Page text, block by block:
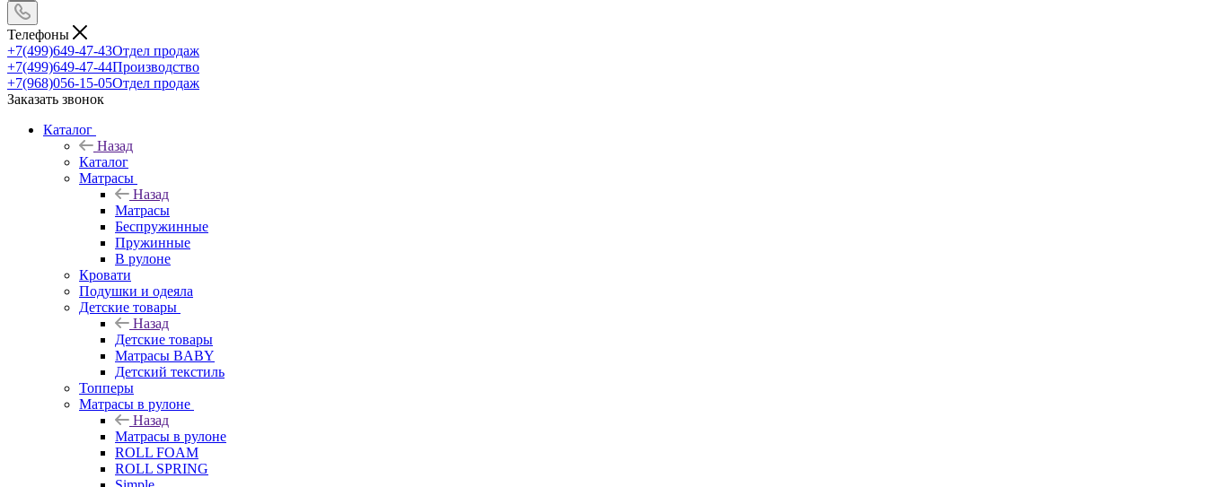
Телефоны
+7(499)649-47-43Отдел продаж
+7(499)649-47-44Производство
+7(968)056-15-05Отдел продаж
Заказать звонок
Каталог
Назад
Каталог
Матрасы
Назад
Матрасы
Беспружинные
Пружинные
В рулоне
Кровати
Подушки и одеяла
Детские товары
Назад
Детские товары
Матрасы BABY
Детский текстиль
Топперы
Матрасы в рулоне
Назад
Матрасы в рулоне
ROLL FOAM
ROLL SPRING